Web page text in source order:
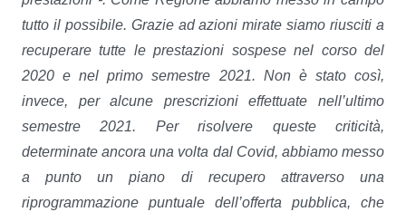
tutto il possibile. Grazie ad azioni mirate siamo riusciti a
recuperare tutte le prestazioni sospese nel corso del
2020 e nel primo semestre 2021. Non è stato così,
invece, per alcune prescrizioni effettuate nell’ultimo
semestre 2021. Per risolvere queste criticità,
determinate ancora una volta dal Covid, abbiamo messo
a punto un piano di recupero attraverso una
riprogrammazione puntuale dell’offerta pubblica, che